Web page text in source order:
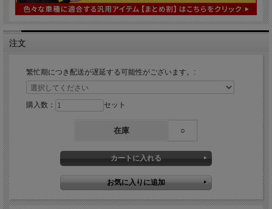
注文
繁忙期につき配送が遅延する可能性がございます。:
購入数： セット
在庫 ○